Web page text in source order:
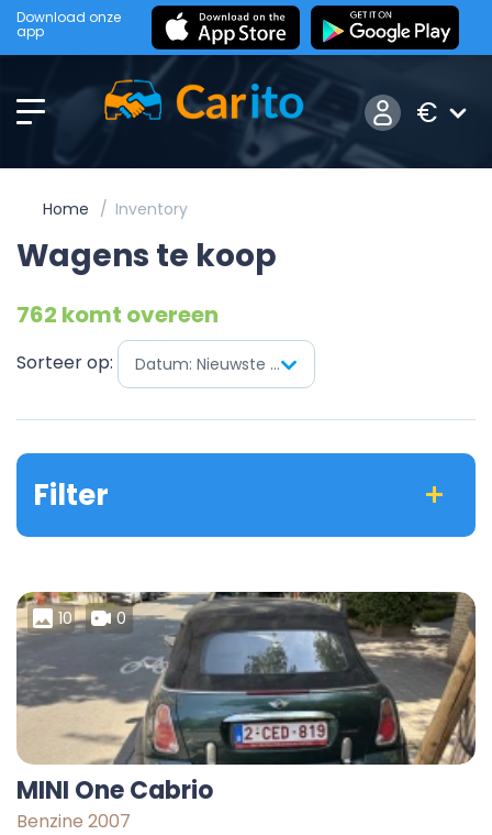
Download onze
app
€
Home Inventory
Wagens te koop
762 komt overeen
Sorteer op: Datum: Nieuwste eerst
Filter
10 0
MINI One Cabrio
Benzine 2007